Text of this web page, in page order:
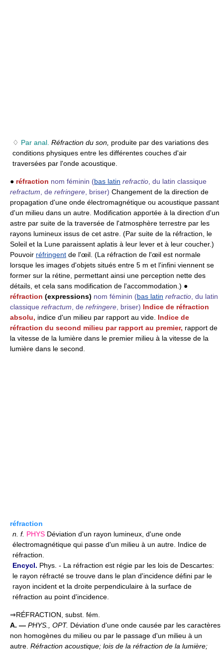
♢ Par anal. Réfraction du son, produite par des variations des
conditions physiques entre les différentes couches d'air
traversées par l'onde acoustique.
● réfraction nom féminin (bas latin refractio , du latin classique
refractum , de refringere , briser) Changement de la direction de
propagation d'une onde électromagnétique ou acoustique passant
d'un milieu dans un autre. Modification apportée à la direction d'un
astre par suite de la traversée de l'atmosphère terrestre par les
rayons lumineux issus de cet astre. (Par suite de la réfraction, le
Soleil et la Lune paraissent aplatis à leur lever et à leur coucher.)
Pouvoir réfringent de l'œil. (La réfraction de l'œil est normale
lorsque les images d'objets situés entre 5 m et l'infini viennent se
former sur la rétine, permettant ainsi une perception nette des
détails, et cela sans modification de l'accommodation.) ●
réfraction (expressions) nom féminin (bas latin refractio , du latin
classique refractum , de refringere , briser) Indice de réfraction
absolu, indice d'un milieu par rapport au vide. Indice de
réfraction du second milieu par rapport au premier, rapport de
la vitesse de la lumière dans le premier milieu à la vitesse de la
lumière dans le second.
réfraction
n. f. PHYS Déviation d'un rayon lumineux, d'une onde
électromagnétique qui passe d'un milieu à un autre. Indice de
réfraction.
Encycl. Phys. - La réfraction est régie par les lois de Descartes:
le rayon réfracté se trouve dans le plan d'incidence défini par le
rayon incident et la droite perpendiculaire à la surface de
réfraction au point d'incidence.
⇒RÉFRACTION, subst. fém.
A. — PHYS., OPT. Déviation d'une onde causée par les caractères
non homogènes du milieu ou par le passage d'un milieu à un
autre. Réfraction acoustique; lois de la réfraction de la lumière;